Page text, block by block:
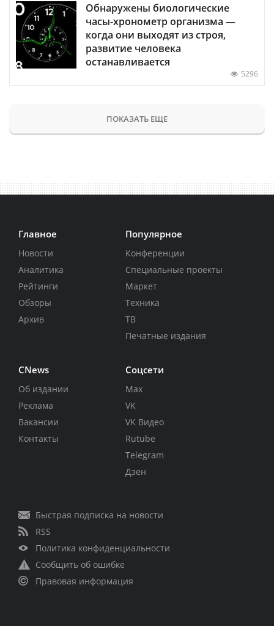
Обнаружены биологические
часы-хронометр организма —
когда они выходят из строя,
развитие человека
останавливается
5296
ПОКАЗАТЬ ЕЩЕ
Главное
Новости
Аналитика
Рейтинги
Обзоры
Архив
Популярное
Конференции
Специальные проекты
Маркет
Техника
ТВ
Печатные издания
CNews
Об издании
Реклама
Вакансии
Контакты
Соцсети
Max
VK
VK Видео
Rutube
Telegram
Дзен
Быстрая подписка на новости
RSS
Политика конфиденциальности
Сообщить об ошибке
Правовая информация